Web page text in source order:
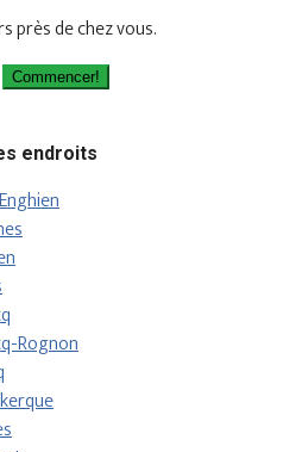
près de chez vous.
Commencer!
endroits
Rognon